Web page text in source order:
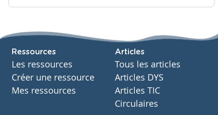
Ressources
Les ressources
Créer une ressource
Mes ressources
Articles
Tous les articles
Articles DYS
Articles TIC
Circulaires